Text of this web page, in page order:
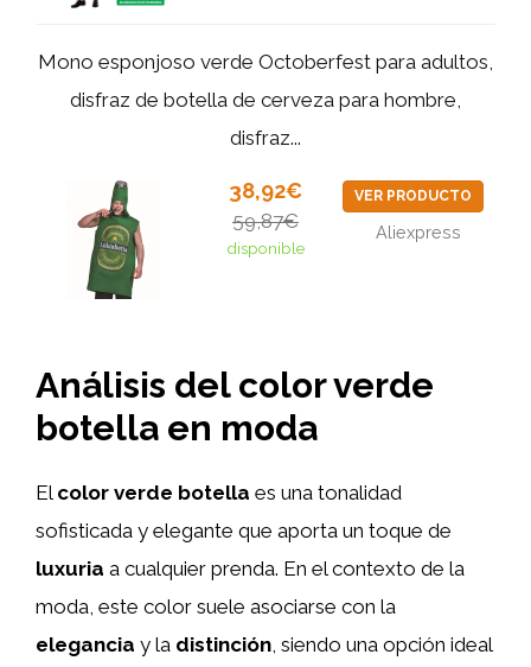
Mono esponjoso verde Octoberfest para adultos,
disfraz de botella de cerveza para hombre,
disfraz...
38,92€
59,87€
disponible
VER PRODUCTO
Aliexpress
Análisis del color verde
botella en moda
El color verde botella es una tonalidad
sofisticada y elegante que aporta un toque de
luxuria a cualquier prenda. En el contexto de la
moda, este color suele asociarse con la
elegancia y la distinción , siendo una opción ideal